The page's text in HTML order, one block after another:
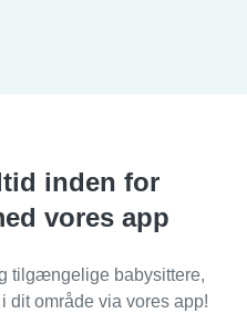
inden for
vores app
tilgængelige babysittere,
dit område via vores app!